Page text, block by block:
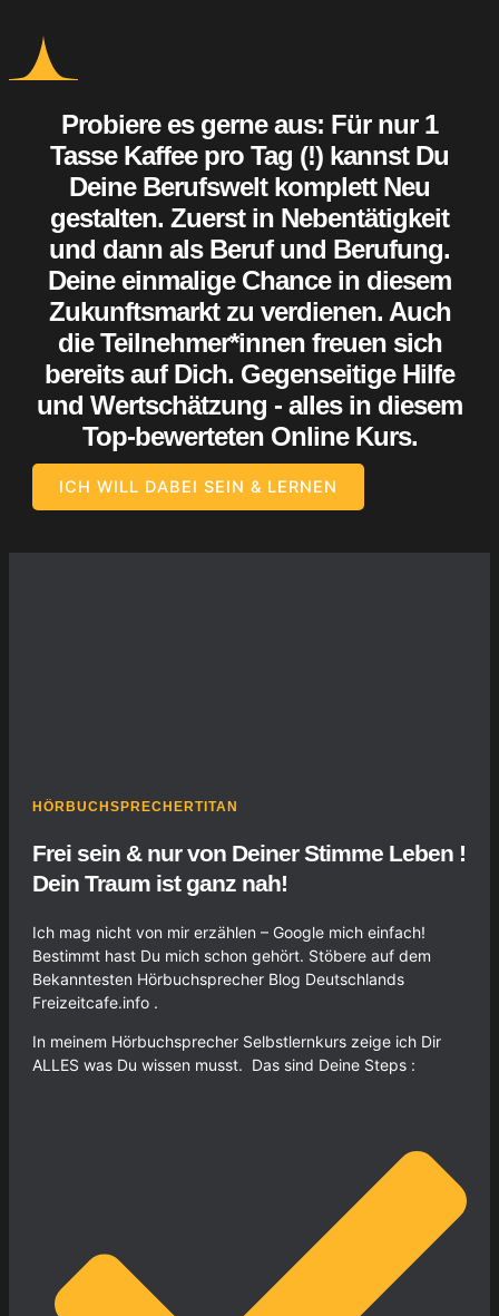
Probiere es gerne aus: Für nur 1
Tasse Kaffee pro Tag (!) kannst Du
Deine Berufswelt komplett Neu
gestalten. Zuerst in Nebentätigkeit
und dann als Beruf und Berufung.
Deine einmalige Chance in diesem
Zukunftsmarkt zu verdienen. Auch
die Teilnehmer*innen freuen sich
bereits auf Dich. Gegenseitige Hilfe
und Wertschätzung - alles in diesem
Top-bewerteten Online Kurs.
ICH WILL DABEI SEIN & LERNEN
HÖRBUCHSPRECHERTITAN
Frei sein & nur von Deiner Stimme Leben !
Dein Traum ist ganz nah!
Ich mag nicht von mir erzählen – Google mich einfach!
Bestimmt hast Du mich schon gehört. Stöbere auf dem
Bekanntesten Hörbuchsprecher Blog Deutschlands
Freizeitcafe.info .
In meinem Hörbuchsprecher Selbstlernkurs zeige ich Dir
ALLES was Du wissen musst. Das sind Deine Steps :